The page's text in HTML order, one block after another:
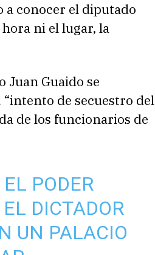
a conocer el diputado
ni el lugar, la
Juan Guaido se
de secuestro del
de los funcionarios de
PODER
DICTADOR
UN PALACIO